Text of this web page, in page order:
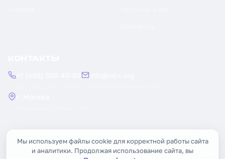
Мы используем файлы cookie для корректной работы сайта
и аналитики. Продолжая использование сайта, вы